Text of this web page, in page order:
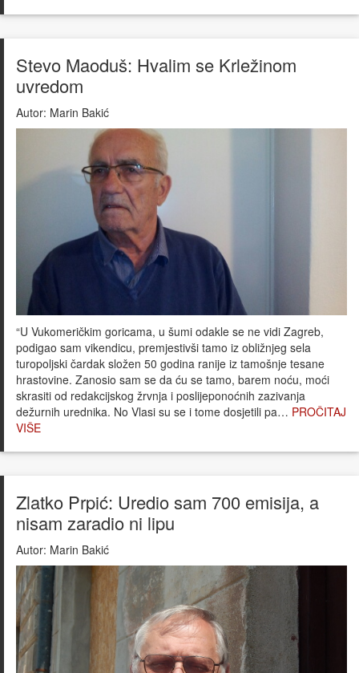
Stevo Maoduš: Hvalim se Krležinom
uvredom
Autor: Marin Bakić
“U Vukomeričkim goricama, u šumi odakle se ne vidi Zagreb,
podigao sam vikendicu, premjestivši tamo iz obližnjeg sela
turopoljski čardak složen 50 godina ranije iz tamošnje tesane
hrastovine. Zanosio sam se da ću se tamo, barem noću, moći
skrasiti od redakcijskog žrvnja i poslijeponoćnih zazivanja
dežurnih urednika. No Vlasi su se i tome dosjetili pa… PROČITAJ
VIŠE
Zlatko Prpić: Uredio sam 700 emisija, a
nisam zaradio ni lipu
Autor: Marin Bakić